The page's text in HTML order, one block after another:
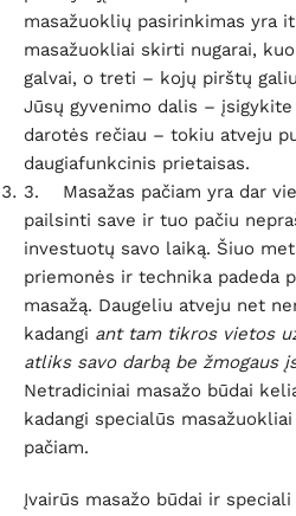
masažuoklių pasirinkimas yra
masažuokliai skirti nugarai,
galvai, o treti – kojų pirštų
Jūsų gyvenimo dalis –
darotės rečiau – tokiu atveju
daugiafunkcinis prietaisas.
3. Masažas pačiam yra dar
pailsinti save ir tuo pačiu
investuotų savo laiką. Šiuo
priemonės ir technika padeda
masažą. Daugeliu atveju net
kadangi ant tam tikros vietos
atliks savo darbą be žmogaus
Netradiciniai masažo būdai
kadangi specialūs
pačiam.
Įvairūs masažo būdai ir